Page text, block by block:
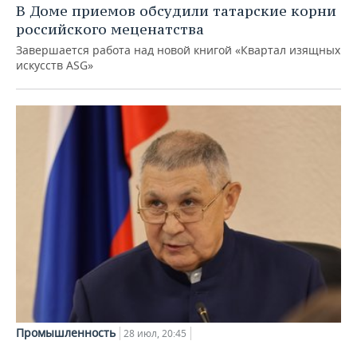
В Доме приемов обсудили татарские корни
российского меценатства
Завершается работа над новой книгой «Квартал изящных
искусств ASG»
Промышленность 28 июл, 20:45